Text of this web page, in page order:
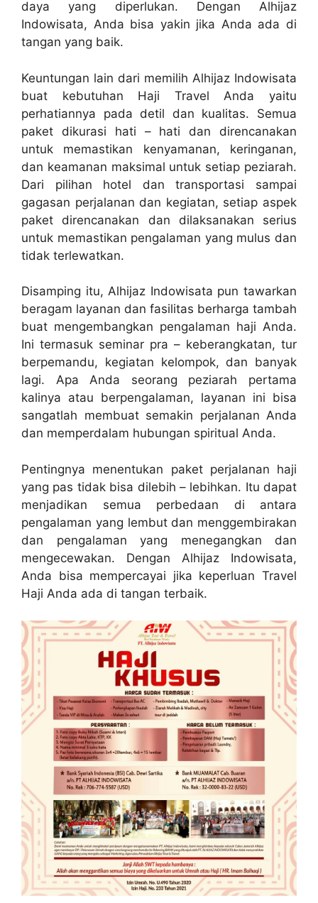
daya yang diperlukan. Dengan Alhijaz
Indowisata, Anda bisa yakin jika Anda ada di
tangan yang baik.
Keuntungan lain dari memilih Alhijaz Indowisata
buat kebutuhan Haji Travel Anda yaitu
perhatiannya pada detil dan kualitas. Semua
paket dikurasi hati – hati dan direncanakan
untuk memastikan kenyamanan, keringanan,
dan keamanan maksimal untuk setiap peziarah.
Dari pilihan hotel dan transportasi sampai
gagasan perjalanan dan kegiatan, setiap aspek
paket direncanakan dan dilaksanakan serius
untuk memastikan pengalaman yang mulus dan
tidak terlewatkan.
Disamping itu, Alhijaz Indowisata pun tawarkan
beragam layanan dan fasilitas berharga tambah
buat mengembangkan pengalaman haji Anda.
Ini termasuk seminar pra – keberangkatan, tur
berpemandu, kegiatan kelompok, dan banyak
lagi. Apa Anda seorang peziarah pertama
kalinya atau berpengalaman, layanan ini bisa
sangatlah membuat semakin perjalanan Anda
dan memperdalam hubungan spiritual Anda.
Pentingnya menentukan paket perjalanan haji
yang pas tidak bisa dilebih – lebihkan. Itu dapat
menjadikan semua perbedaan di antara
pengalaman yang lembut dan menggembirakan
dan pengalaman yang menegangkan dan
mengecewakan. Dengan Alhijaz Indowisata,
Anda bisa mempercayai jika keperluan Travel
Haji Anda ada di tangan terbaik.